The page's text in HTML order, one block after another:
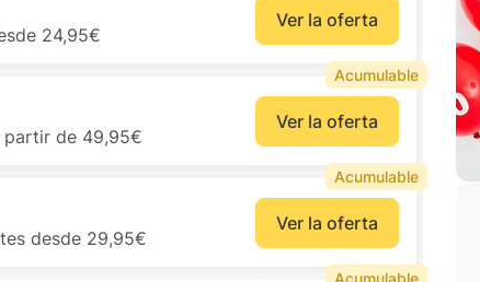
24,95€
Ver la oferta
de 49,95€
Ver la oferta
Acumulable
desde 29,95€
Ver la oferta
Acumulable
Acumulable